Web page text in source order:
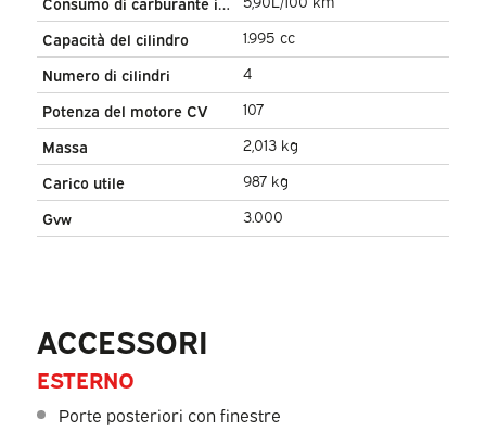
autostrada
Capacità del cilindro
1.995 cc
Numero di cilindri
4
Potenza del motore CV
107
Massa
2,013 kg
Carico utile
987 kg
Gvw
3.000
ACCESSORI
ESTERNO
Porte posteriori con finestre